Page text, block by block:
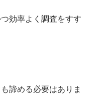
効率よく調査をすす
諦める必要はありま